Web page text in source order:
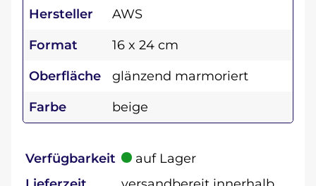
Hersteller
AWS
Format
16 x 24 cm
Oberfläche
glänzend marmoriert
Farbe
beige
Verfügbarkeit
auf Lager